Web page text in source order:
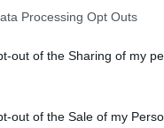
Processing Opt Outs
out of the Sharing of my
out of the Sale of my
λεπτά που
της